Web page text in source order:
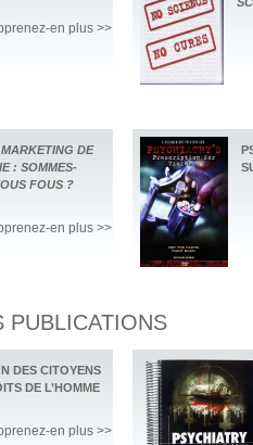
en plus >>
DE
: SOMMES-
FOUS ?
en plus >>
PUBLICATIONS
DES CITOYENS
DE L’HOMME
en plus >>